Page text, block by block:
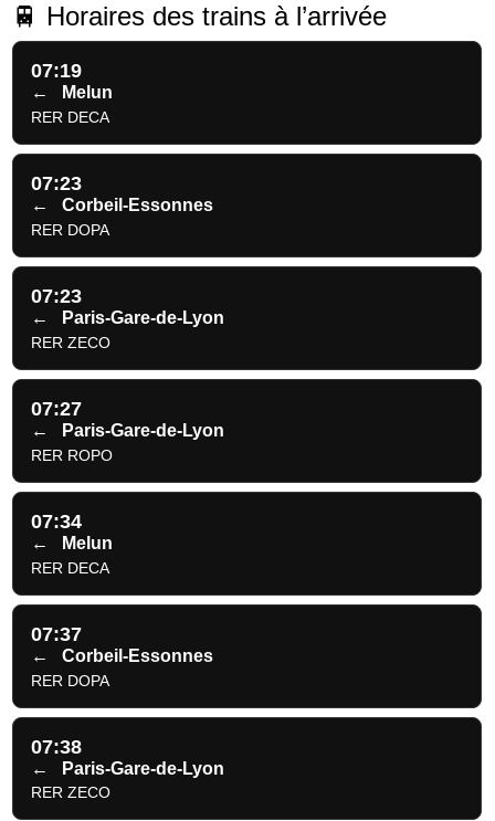
🚆 Horaires des trains à l’arrivée
07:19
← Melun
RER DECA
07:23
← Corbeil-Essonnes
RER DOPA
07:23
← Paris-Gare-de-Lyon
RER ZECO
07:27
← Paris-Gare-de-Lyon
RER ROPO
07:34
← Melun
RER DECA
07:37
← Corbeil-Essonnes
RER DOPA
07:38
← Paris-Gare-de-Lyon
RER ZECO